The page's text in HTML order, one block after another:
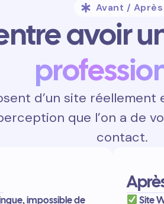
Avant / Après
avoir
d’un site
que l’on a
contact.
impossible de Site